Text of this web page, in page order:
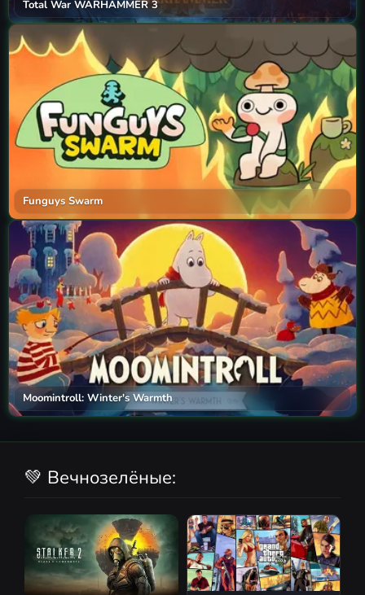
Total War WARHAMMER 3
Funguys Swarm
Moomintroll: Winter's Warmth
💚 Вечнозелёные: